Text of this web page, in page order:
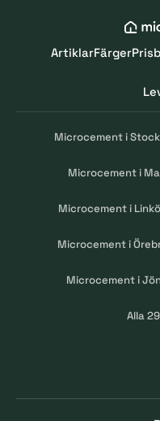
ArtiklarFärger
Microcement i
Microcement i
Microcement i
Microcement i
Microcement i
Alla